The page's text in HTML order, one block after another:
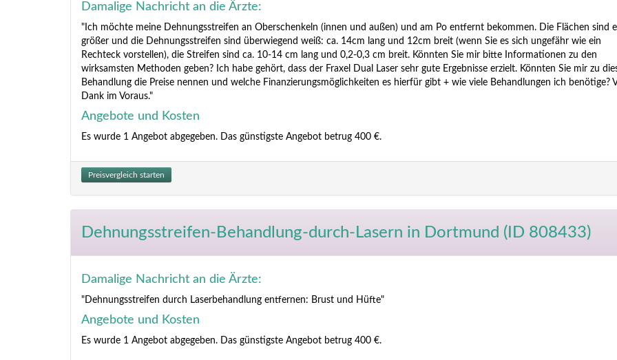
Damalige Nachricht an die Ärzte:
"Ich möchte meine Dehnungsstreifen an Oberschenkeln (innen und außen) und am Po entfernt bekommen. Die Flächen sind
größer und die Dehnungsstreifen sind überwiegend weiß: ca. 14cm lang und 12cm breit (wenn Sie es sich ungefähr wie ein
Rechteck vorstellen), die Streifen sind ca. 10-14 cm lang und 0,2-0,3 cm breit. Könnten Sie mir bitte Informationen zu den
wirksamsten Methoden geben? Ich habe gehört, dass der Fraxel Dual Laser sehr gute Ergebnisse erzielt. Könnten Sie mir zu
Behandlung die Preise nennen und welche Finanzierungsmöglichkeiten es hierfür gibt + wie viele Behandlungen ich benötige?
Dank im Voraus."
Angebote und Kosten
Es wurde 1 Angebot abgegeben. Das günstigste Angebot betrug 400 €.
Preisvergleich starten
Dehnungsstreifen-Behandlung-durch-Lasern in Dortmund (ID 808433)
Damalige Nachricht an die Ärzte:
"Dehnungsstreifen durch Laserbehandlung entfernen: Brust und Hüfte"
Angebote und Kosten
Es wurde 1 Angebot abgegeben. Das günstigste Angebot betrug 400 €.